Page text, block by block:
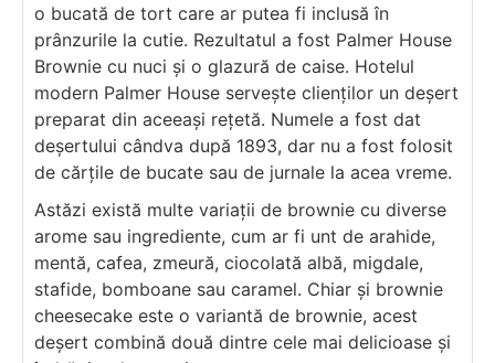
o bucată de tort care ar putea fi inclusă în
prânzurile la cutie. Rezultatul a fost Palmer House
Brownie cu nuci și o glazură de caise. Hotelul
modern Palmer House servește clienților un deșert
preparat din aceeași rețetă. Numele a fost dat
deșertului cândva după 1893, dar nu a fost folosit
de cărțile de bucate sau de jurnale la acea vreme.
Astăzi există multe variații de brownie cu diverse
arome sau ingrediente, cum ar fi unt de arahide,
mentă, cafea, zmeură, ciocolată albă, migdale,
stafide, bomboane sau caramel. Chiar și brownie
cheesecake este o variantă de brownie, acest
deșert combină două dintre cele mai delicioase și